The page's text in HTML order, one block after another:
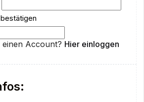
Account? Hier einloggen